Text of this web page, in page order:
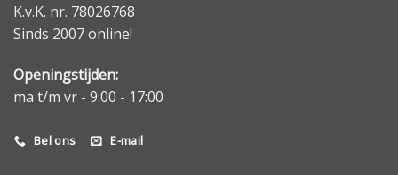
K.v.K. nr. 78026768
Sinds 2007 online!
Openingstijden:
ma t/m vr - 9:00 - 17:00
Bel ons E-mail